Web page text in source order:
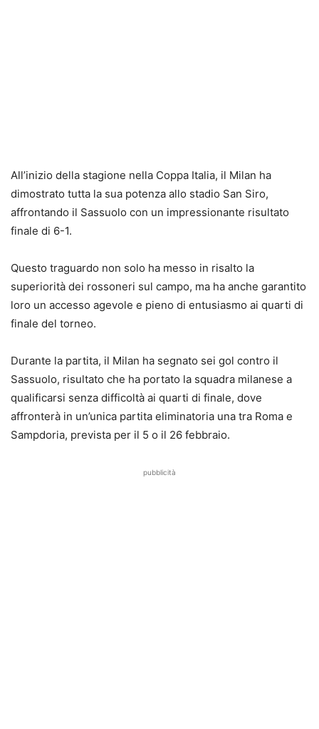
All’inizio della stagione nella Coppa Italia, il Milan ha
dimostrato tutta la sua potenza allo stadio San Siro,
affrontando il Sassuolo con un impressionante risultato
finale di 6-1.
Questo traguardo non solo ha messo in risalto la
superiorità dei rossoneri sul campo, ma ha anche garantito
loro un accesso agevole e pieno di entusiasmo ai quarti di
finale del torneo.
Durante la partita, il Milan ha segnato sei gol contro il
Sassuolo, risultato che ha portato la squadra milanese a
qualificarsi senza difficoltà ai quarti di finale, dove
affronterà in un’unica partita eliminatoria una tra Roma e
Sampdoria, prevista per il 5 o il 26 febbraio.
pubblicità